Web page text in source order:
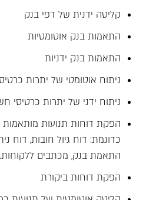
קליטה ידנית של דפי בנק
התאמות בנק אוטומטיות
התאמות בנק ידניות
ניתוח אוטומטי של יתרות
ניתוח ידני של יתרות כרטיסי
הפקת דוחות תנועות מותאמות
כדוגמת: דוח גיול חובות, דוח
התאמת בנק, מכתבים ללקוחות.
הפקת דוחות ביקורת